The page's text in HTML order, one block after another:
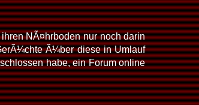
NÃ¤hrboden nur noch darin
Ã¼ber diese in Umlauf
habe, ein Forum online